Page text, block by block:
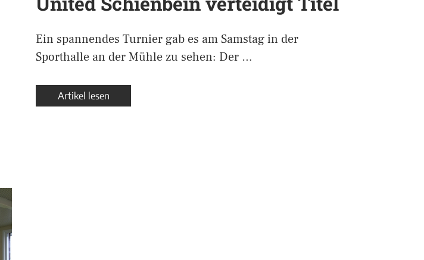
Ein spannendes Turnier gab es am Samstag in der
Sporthalle an der Mühle zu sehen: Der …
Artikel lesen